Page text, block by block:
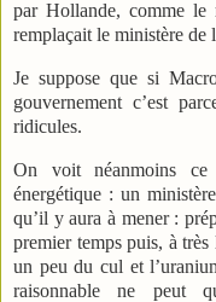
par Hollande, comme le
remplaçait le ministère de
Je suppose que si
gouvernement c’est
ridicules.
On voit néanmoins ce
énergétique : un
qu’il y aura à mener :
premier temps puis, à
un peu du cul et
raisonnable ne peut